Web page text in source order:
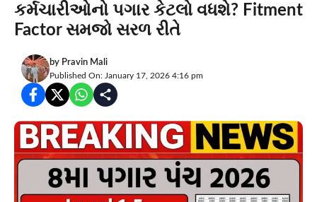
કર્મચારીઓનો પગાર કેટલો વધશે? Fitment
Factor સમજો સરળ રીતે
by Pravin Mali
Published On: January 17, 2026 4:16 pm